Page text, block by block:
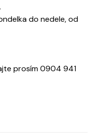
do nedele, od
prosím 0904 941